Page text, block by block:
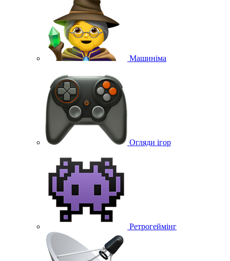
Машиніма
Огляди ігор
Ретрогеймінг